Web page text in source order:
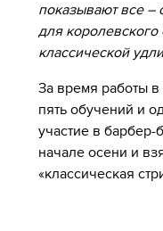
показывают все –
для королевского
классической
За время работы
пять обучений и
участие в барбер-
начале осени и
«классическая